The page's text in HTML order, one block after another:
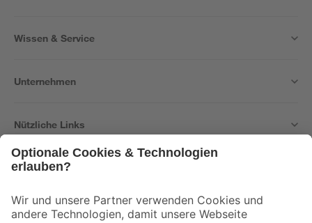
Wissen & Service
Unternehmen
Nützliche Links
Der toom Newsletter: Keine Angebote und Aktionen mehr verpassen!